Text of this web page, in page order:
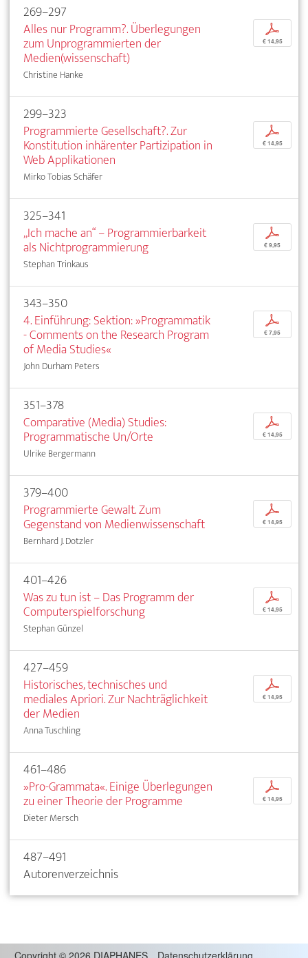
269–297
Alles nur Programm?. Überlegungen
zum Unprogrammierten der
Medien(wissenschaft)
Christine Hanke
p
€ 14,95
299–323
Programmierte Gesellschaft?. Zur
Konstitution inhärenter Partizipation in
Web Applikationen
Mirko Tobias Schäfer
p
€ 14,95
325–341
„Ich mache an“ – Programmierbarkeit
als Nichtprogrammierung
Stephan Trinkaus
p
€ 9,95
343–350
4. Einführung: Sektion: »Programmatik
- Comments on the Research Program
of Media Studies«
John Durham Peters
p
€ 7,95
351–378
Comparative (Media) Studies:
Programmatische Un/Orte
Ulrike Bergermann
p
€ 14,95
379–400
Programmierte Gewalt. Zum
Gegenstand von Medienwissenschaft
Bernhard J. Dotzler
p
€ 14,95
401–426
Was zu tun ist – Das Programm der
Computerspielforschung
Stephan Günzel
p
€ 14,95
427–459
Historisches, technisches und
mediales Apriori. Zur Nachträglichkeit
der Medien
Anna Tuschling
p
€ 14,95
461–486
»Pro-Grammata«. Einige Überlegungen
zu einer Theorie der Programme
Dieter Mersch
p
€ 14,95
487–491
Autorenverzeichnis
Copyright © 2026 DIAPHANES Datenschutzerklärung